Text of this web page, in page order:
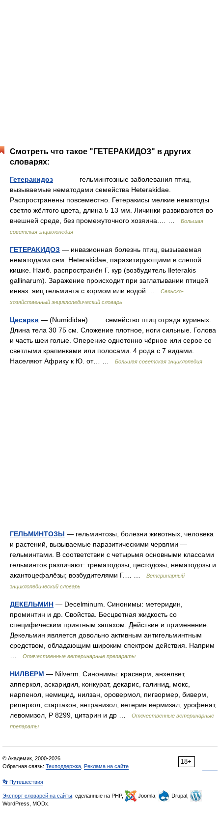
Смотреть что такое "ГЕТЕРАКИДОЗ" в других
словарях:
Гетеракидоз — гельминтозные заболевания птиц,
вызываемые нематодами семейства Heterakidae.
Распространены повсеместно. Гетеракисы мелкие нематоды
светло жёлтого цвета, длина 5 13 мм. Личинки развиваются во
внешней среде, без промежуточного хозяина.… …
Большая
советская энциклопедия
ГЕТЕРАКИДОЗ — инвазионная болезнь птиц, вызываемая
нематодами сем. Heterakidae, паразитирующими в слепой
кишке. Наиб. распространён Г. кур (возбудитель Ileterakis
gallinarum). Заражение происходит при заглатывании птицей
инваз. яиц гельминта с кормом или водой …
Сельско-
хозяйственный энциклопедический словарь
Цесарки — (Numididae) семейство птиц отряда куриных.
Длина тела 30 75 см. Сложение плотное, ноги сильные. Голова
и часть шеи голые. Оперение однотонно чёрное или cepoe со
светлыми крапинками или полосами. 4 рода с 7 видами.
Населяют Африку к Ю. от… …
Большая советская энциклопедия
ГЕЛЬМИНТОЗЫ — гельминтозы, болезни животных, человека
и растений, вызываемые паразитическими червями —
гельминтами. В соответствии с четырьмя основными классами
гельминтов различают: трематодозы, цестодозы, нематодозы и
акантоцефалёзы; возбудителями Г.… …
Ветеринарный
энциклопедический словарь
ДЕКЕЛЬМИН — Decelminum. Синонимы: метеридин,
проминтин и др. Свойства. Бесцветная жидкость со
специфическим приятным запахом. Действие и применение.
Декельмин является довольно активным антигельминтным
средством, обладающим широким спектром действия. Наприм
Отечественные ветеринарные препараты
НИЛВЕРМ — Nilverm. Синонимы: красверм, анхелвет,
апперкол, аскаридил, конкурат, декарис, галинид, мокс,
нарпенол, немицид, нилзан, оровермол, пигвормер, биверм,
риперкол, стартакон, ветранизол, ветерин вермизал, урофенат,
левомизол, Р 8299, цитарин и др …
Отечественные ветеринарные
препараты
18+
© Академик, 2000-2026
Обратная связь: Техподдержка Реклама на сайте
👣 Путешествия
Экспорт словарей на сайты , сделанные на PHP, Joomla,
Drupal,
WordPress, MODx.